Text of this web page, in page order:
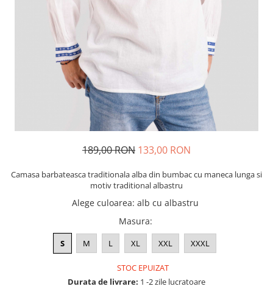
189,00 RON 133,00 RON
Camasa barbateasca traditionala alba din bumbac cu maneca lunga si
motiv traditional albastru
Alege culoarea: alb cu albastru
Masura:
S M L XL XXL XXXL
STOC EPUIZAT
Durata de livrare: 1 -2 zile lucratoare